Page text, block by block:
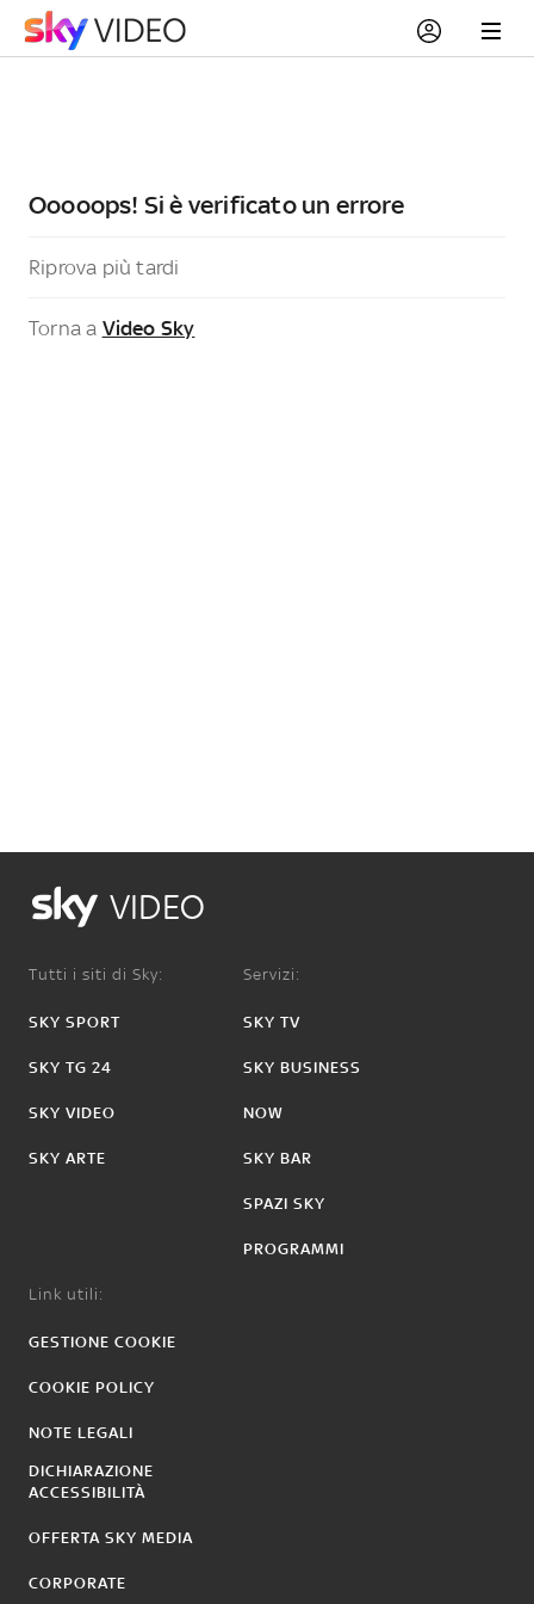
Ooooops! Si è verificato un errore
Riprova più tardi
Torna a Video Sky
VIDEO
Tutti i siti di Sky:
SKY SPORT
SKY TG 24
SKY VIDEO
SKY ARTE
Servizi:
SKY TV
SKY BUSINESS
NOW
SKY BAR
SPAZI SKY
PROGRAMMI
Link utili:
GESTIONE COOKIE
COOKIE POLICY
NOTE LEGALI
DICHIARAZIONE
ACCESSIBILITÀ
OFFERTA SKY MEDIA
CORPORATE